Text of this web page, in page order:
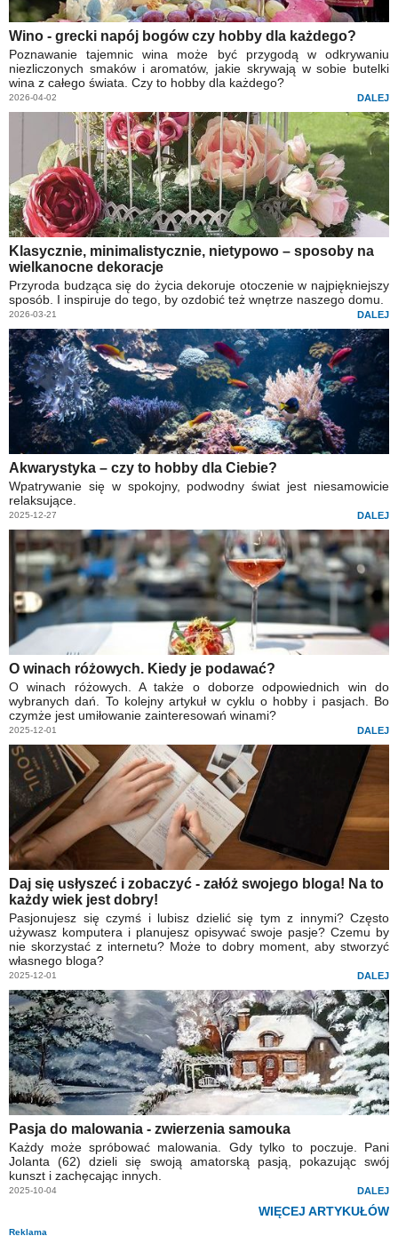
Wino - grecki napój bogów czy hobby dla każdego?
Poznawanie tajemnic wina może być przygodą w odkrywaniu
niezliczonych smaków i aromatów, jakie skrywają w sobie butelki
wina z całego świata. Czy to hobby dla każdego?
2026-04-02 DALEJ
Klasycznie, minimalistycznie, nietypowo – sposoby na
wielkanocne dekoracje
Przyroda budząca się do życia dekoruje otoczenie w najpiękniejszy
sposób. I inspiruje do tego, by ozdobić też wnętrze naszego domu.
2026-03-21 DALEJ
Akwarystyka – czy to hobby dla Ciebie?
Wpatrywanie się w spokojny, podwodny świat jest niesamowicie
relaksujące.
2025-12-27 DALEJ
O winach różowych. Kiedy je podawać?
O winach różowych. A także o doborze odpowiednich win do
wybranych dań. To kolejny artykuł w cyklu o hobby i pasjach. Bo
czymże jest umiłowanie zainteresowań winami?
2025-12-01 DALEJ
Daj się usłyszeć i zobaczyć - załóż swojego bloga! Na to
każdy wiek jest dobry!
Pasjonujesz się czymś i lubisz dzielić się tym z innymi? Często
używasz komputera i planujesz opisywać swoje pasje? Czemu by
nie skorzystać z internetu? Może to dobry moment, aby stworzyć
własnego bloga?
2025-12-01 DALEJ
Pasja do malowania - zwierzenia samouka
Każdy może spróbować malowania. Gdy tylko to poczuje. Pani
Jolanta (62) dzieli się swoją amatorską pasją, pokazując swój
kunszt i zachęcając innych.
2025-10-04 DALEJ
WIĘCEJ ARTYKUŁÓW
Reklama